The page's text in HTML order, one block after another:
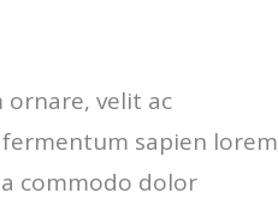
ornare, velit ac
sapien lorem
commodo dolor